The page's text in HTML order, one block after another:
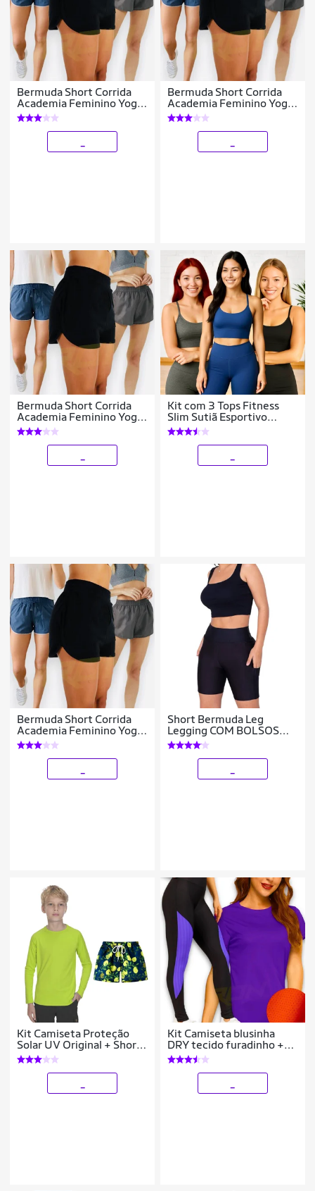
Bermuda Short Corrida
Academia Feminino Yoga
TACTEL 39
Bermuda Short Corrida
Academia Feminino Yoga
TACTEL 39
Bermuda Short Corrida
Academia Feminino Yoga
TACTEL 39
Kit com 3 Tops Fitness
Slim Sutiã Esportivo
Corrida Academia Yoga
Pilates ALÇA FINA 641
Bermuda Short Corrida
Academia Feminino Yoga
TACTEL 39
Short Bermuda Leg
Legging COM BOLSOS
Suplex Fitness Academia
Feminino 665
Kit Camiseta Proteção
Solar UV Original + Short
Verão Praia Tactel
INFANTIL PLT 369
Kit Camiseta blusinha
DRY tecido furadinho +
Calça Legging REDINHA
Academia Corrida
Feminina 627